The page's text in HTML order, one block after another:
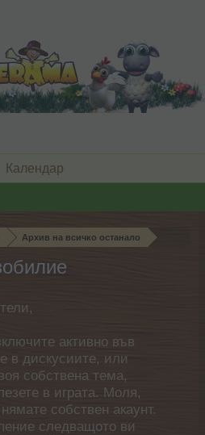
Архив на всичко останало
активно във
в дискусиите, или
собствена тема,
в играта. Моля,
собствен акаунт.
следващото ви
Календар